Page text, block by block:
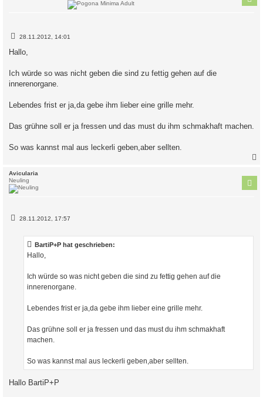
B
i
t
g
28.11.2012, 14:01
Hallo,
Ich würde so was nicht geben die sind zu fettig gehen auf die
innerenorgane.
Lebendes frist er ja,da gebe ihm lieber eine grille mehr.
Das grühne soll er ja fressen und das must du ihm schmakhaft machen.
So was kannst mal aus leckerli geben,aber sellten.
Avicularia
Neuling
B28.11.2012, 17:57
BartiP+P hat geschrieben:
Hallo,
Ich würde so was nicht geben die sind zu fettig gehen auf die
innerenorgane.
Lebendes frist er ja,da gebe ihm lieber eine grille mehr.
Das grühne soll er ja fressen und das must du ihm schmakhaft
machen.
So was kannst mal aus leckerli geben,aber sellten.
Hallo BartiP+P